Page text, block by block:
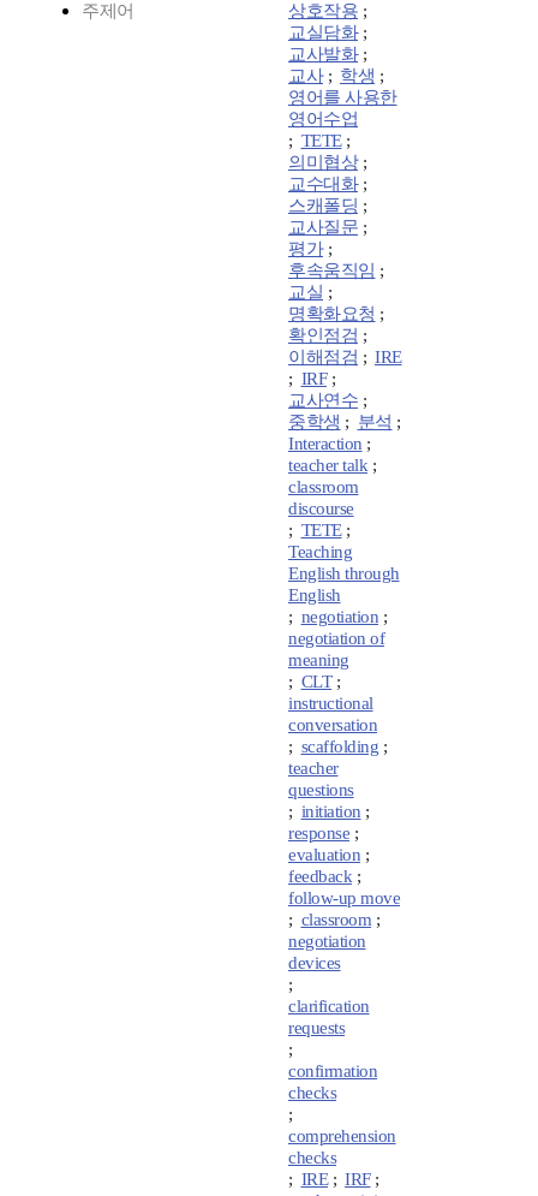
주제어 상호작용 ;
교실담화;
교사발화;
교사; 학생 ;
영어를 사용한
영어수업
; TETE;
의미협상;
교수대화;
스캐폴딩 ;
교사질문 ;
평가;
후속움직임 ;
교실 ;
명확화요청 ;
확인점검 ;
이해점검 ; IRE
; IRF;
교사연수 ;
중학생 ; 분석 ;
Interaction ;
teacher talk;
classroom
discourse
; TETE;
Teaching
English through
English
; negotiation ;
negotiation of
meaning
; CLT;
instructional
conversation
; scaffolding ;
teacher
questions
; initiation ;
response ;
evaluation ;
feedback;
follow-up move
; classroom;
negotiation
devices
;
clarification
requests
;
confirmation
checks
;
comprehension
checks
; IRE; IRF;